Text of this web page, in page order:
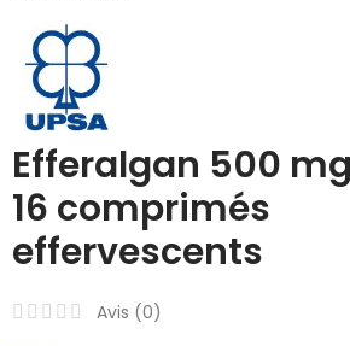
Efferalgan 500
16 comprimés
effervescents
Avis (0)